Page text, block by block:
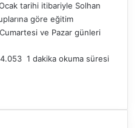
tarihi itibariyle Solhan
göre eğitim
ve Pazar günleri
4.053 1 dakika okuma süresi